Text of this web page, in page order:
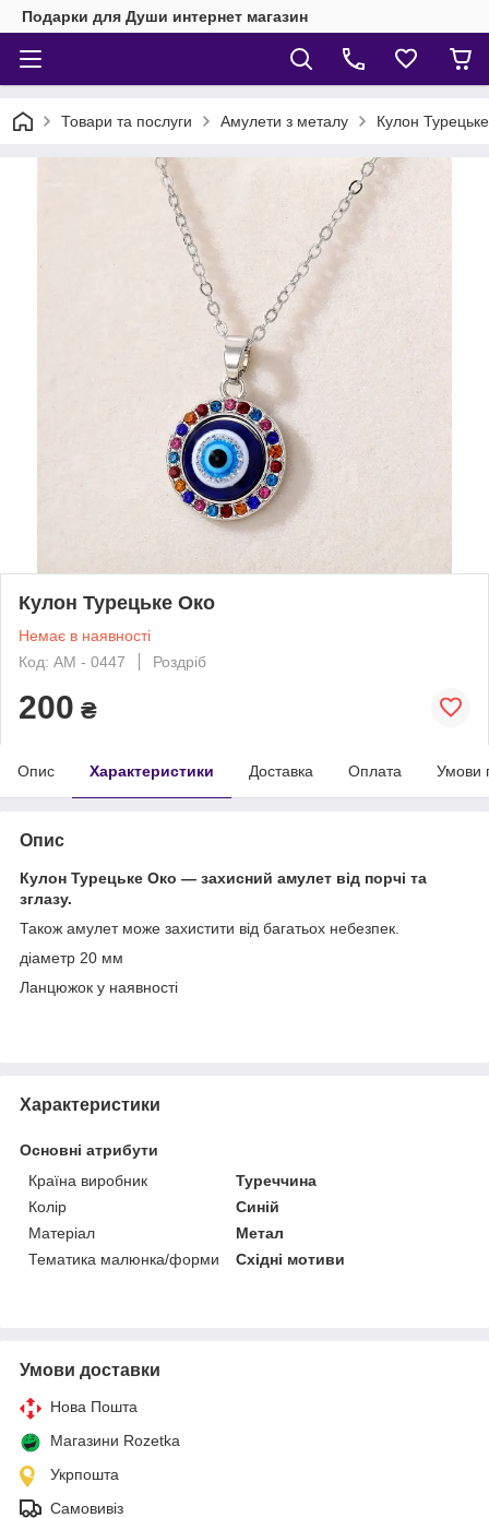
Подарки для Души интернет магазин
Товари та послуги Амулети з металу Кулон
Кулон Турецьке Око
Немає в наявності
Код: AM - 0447
Роздріб
200 ₴
Опис Характеристики Доставка Оплата Умови
Опис
Кулон Турецьке Око — захисний амулет від порчі та
зглазу.
Також амулет може захистити від багатьох небезпек.
діаметр 20 мм
Ланцюжок у наявності
Характеристики
Основні атрибути
Країна виробник
Туреччина
Колір
Синій
Матеріал
Метал
Тематика малюнка/форми
Східні мотиви
Умови доставки
Нова Пошта
Магазини Rozetka
Укрпошта
Самовивіз